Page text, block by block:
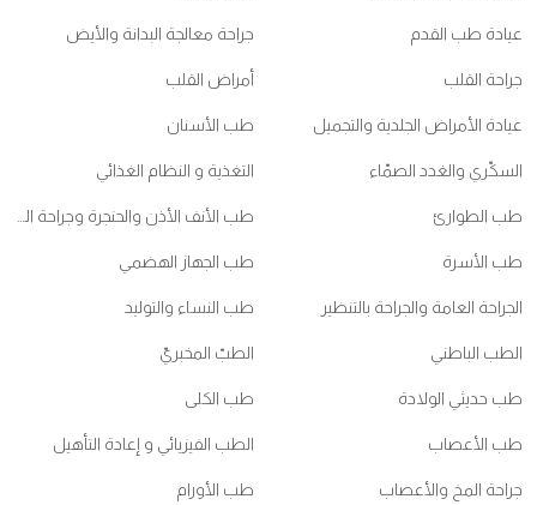
عيادة طب القدم جراحة معالجة البدانة والأيض
جراحة القلب أمراض القلب
عيادة الأمراض الجلدية والتجميل طب الأسنان
السكّري والغدد الصمّاء التغذية و النظام الغذائي
طب الطوارئ
طب الأسرة طب الجهاز الهضمي
الجراحة العامة والجراحة بالتنظير طب النساء والتوليد
الطب الباطني الطبّ المخبريّ
طب حديثي الولادة طب الكلى
طب الأعصاب الطب الفيزيائي و إعادة التأهيل
جراحة المخ والأعصاب طب الأورام